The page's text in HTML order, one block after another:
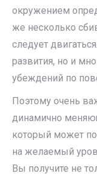
окружением
же несколько
следует
развития, но и
убеждений по
Поэтому очень
динамично
который может
на желаемый
Вы получите не